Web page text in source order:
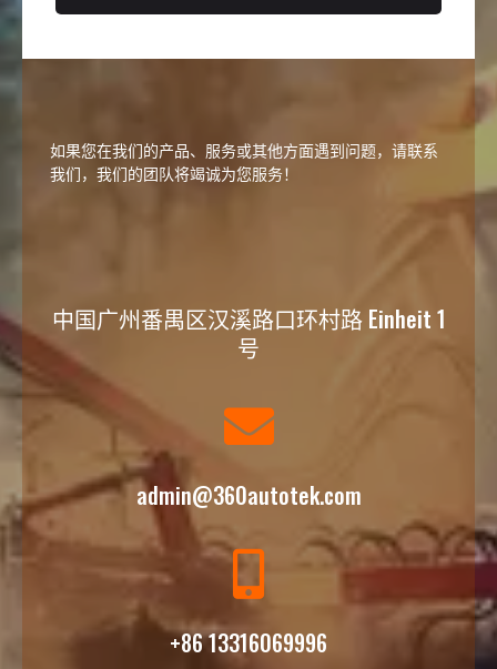
如果您在我们的产品、服务或其他方面遇到问题，请联系
我们，我们的团队将竭诚为您服务！
中国广州番禺区汉溪路口环村路 Einheit 1
号
admin@360autotek.com
+86 13316069996